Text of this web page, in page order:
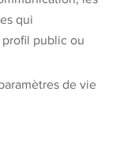
qui
profil public ou
de vie